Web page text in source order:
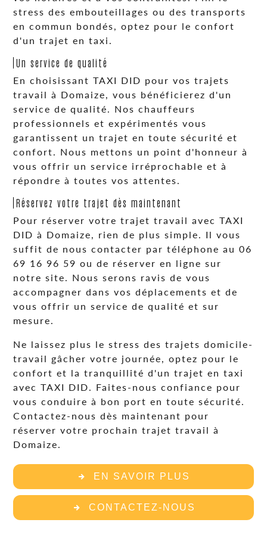
stress des embouteillages ou des transports
en commun bondés, optez pour le confort
d'un trajet en taxi.
Un service de qualité
En choisissant TAXI DID pour vos trajets
travail à Domaize, vous bénéficierez d'un
service de qualité. Nos chauffeurs
professionnels et expérimentés vous
garantissent un trajet en toute sécurité et
confort. Nous mettons un point d'honneur à
vous offrir un service irréprochable et à
répondre à toutes vos attentes.
Réservez votre trajet dès maintenant
Pour réserver votre trajet travail avec TAXI
DID à Domaize, rien de plus simple. Il vous
suffit de nous contacter par téléphone au 06
69 16 96 59 ou de réserver en ligne sur
notre site. Nous serons ravis de vous
accompagner dans vos déplacements et de
vous offrir un service de qualité et sur
mesure.
Ne laissez plus le stress des trajets domicile-
travail gâcher votre journée, optez pour le
confort et la tranquillité d'un trajet en taxi
avec TAXI DID. Faites-nous confiance pour
vous conduire à bon port en toute sécurité.
Contactez-nous dès maintenant pour
réserver votre prochain trajet travail à
Domaize.
EN SAVOIR PLUS
CONTACTEZ-NOUS